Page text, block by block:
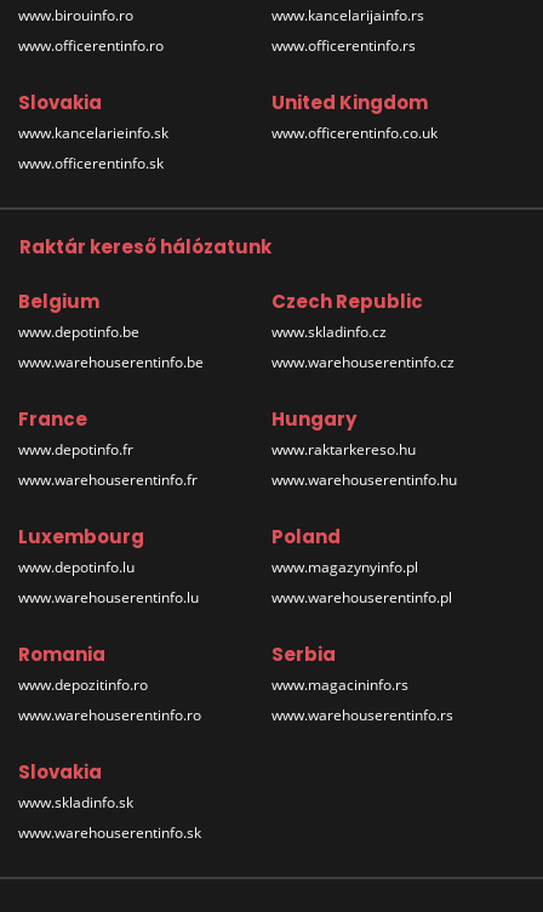
www.birouinfo.ro
www.officerentinfo.ro
www.kancelarijainfo.rs
www.officerentinfo.rs
Slovakia
www.kancelarieinfo.sk
www.officerentinfo.sk
United Kingdom
www.officerentinfo.co.uk
Raktár kereső hálózatunk
Belgium
www.depotinfo.be
www.warehouserentinfo.be
Czech Republic
www.skladinfo.cz
www.warehouserentinfo.cz
France
www.depotinfo.fr
www.warehouserentinfo.fr
Hungary
www.raktarkereso.hu
www.warehouserentinfo.hu
Luxembourg
www.depotinfo.lu
www.warehouserentinfo.lu
Poland
www.magazynyinfo.pl
www.warehouserentinfo.pl
Romania
www.depozitinfo.ro
www.warehouserentinfo.ro
Serbia
www.magacininfo.rs
www.warehouserentinfo.rs
Slovakia
www.skladinfo.sk
www.warehouserentinfo.sk